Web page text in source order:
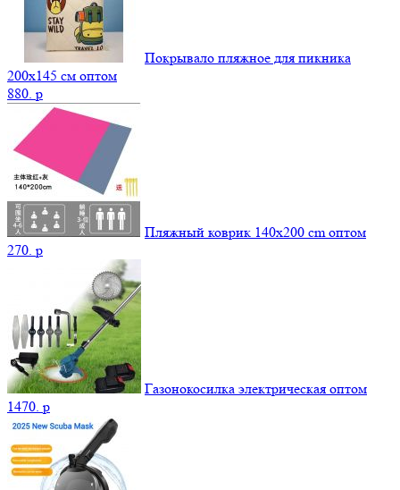
Покрывало пляжное для пикника
200х145 см оптом
880. p
Пляжный коврик 140х200 cm оптом
270. p
Газонокосилка электрическая оптом
1470. p